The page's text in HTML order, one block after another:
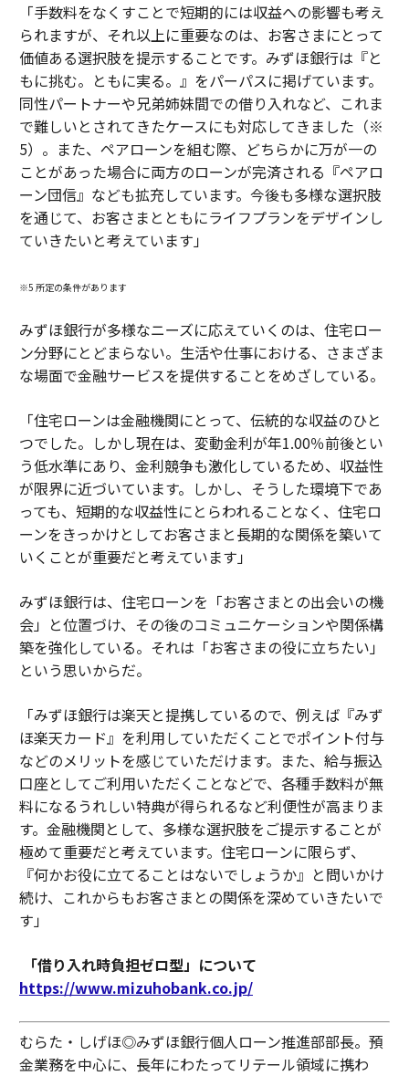
「手数料をなくすことで短期的には収益への影響も考え
られますが、それ以上に重要なのは、お客さまにとって
価値ある選択肢を提示することです。みずほ銀行は『と
もに挑む。ともに実る。』をパーパスに掲げています。
同性パートナーや兄弟姉妹間での借り入れなど、これま
で難しいとされてきたケースにも対応してきました（※
5）。また、ペアローンを組む際、どちらかに万が一の
ことがあった場合に両方のローンが完済される『ペアロ
ーン団信』なども拡充しています。今後も多様な選択肢
を通じて、お客さまとともにライフプランをデザインし
ていきたいと考えています」
※5 所定の条件があります
みずほ銀行が多様なニーズに応えていくのは、住宅ロー
ン分野にとどまらない。生活や仕事における、さまざま
な場面で金融サービスを提供することをめざしている。
「住宅ローンは金融機関にとって、伝統的な収益のひと
つでした。しかし現在は、変動金利が年1.00％前後とい
う低水準にあり、金利競争も激化しているため、収益性
が限界に近づいています。しかし、そうした環境下であ
っても、短期的な収益性にとらわれることなく、住宅ロ
ーンをきっかけとしてお客さまと長期的な関係を築いて
いくことが重要だと考えています」
みずほ銀行は、住宅ローンを「お客さまとの出会いの機
会」と位置づけ、その後のコミュニケーションや関係構
築を強化している。それは「お客さまの役に立ちたい」
という思いからだ。
「みずほ銀行は楽天と提携しているので、例えば『みず
ほ楽天カード』を利用していただくことでポイント付与
などのメリットを感じていただけます。また、給与振込
口座としてご利用いただくことなどで、各種手数料が無
料になるうれしい特典が得られるなど利便性が高まりま
す。金融機関として、多様な選択肢をご提示することが
極めて重要だと考えています。住宅ローンに限らず、
『何かお役に立てることはないでしょうか』と問いかけ
続け、これからもお客さまとの関係を深めていきたいで
す」
「借り入れ時負担ゼロ型」について
https://www.mizuhobank.co.jp/
むらた・しげほ◎みずほ銀行個人ローン推進部部長。預
金業務を中心に、長年にわたってリテール領域に携わ